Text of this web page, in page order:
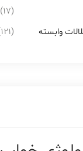
(17)
وابسته
(121)